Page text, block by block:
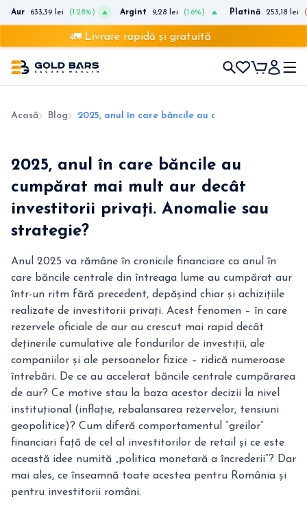
Aur 633,39 lei (1.28%) Argint 9,28 lei (1.6%) Platină 253,18 lei
🚛 Livrare rapidă și gratuită
Acasă Blog 2025, anul în care băncile au cumpărat mai
2025, anul în care băncile au
cumpărat mai mult aur decât
investitorii privați. Anomalie sau
strategie?
Anul 2025 va rămâne în cronicile financiare ca anul în
care băncile centrale din întreaga lume au cumpărat aur
într-un ritm fără precedent, depășind chiar și achizițiile
realizate de investitorii privați. Acest fenomen – în care
rezervele oficiale de aur au crescut mai rapid decât
deținerile cumulative ale fondurilor de investiții, ale
companiilor și ale persoanelor fizice – ridică numeroase
întrebări. De ce au accelerat băncile centrale cumpărarea
de aur? Ce motive stau la baza acestor decizii la nivel
instituțional (inflație, rebalansarea rezervelor, tensiuni
geopolitice)? Cum diferă comportamentul “greilor”
financiari față de cel al investitorilor de retail și ce este
această idee numită „politica monetară a încrederii”? Dar
mai ales, ce înseamnă toate acestea pentru România și
pentru investitorii români.